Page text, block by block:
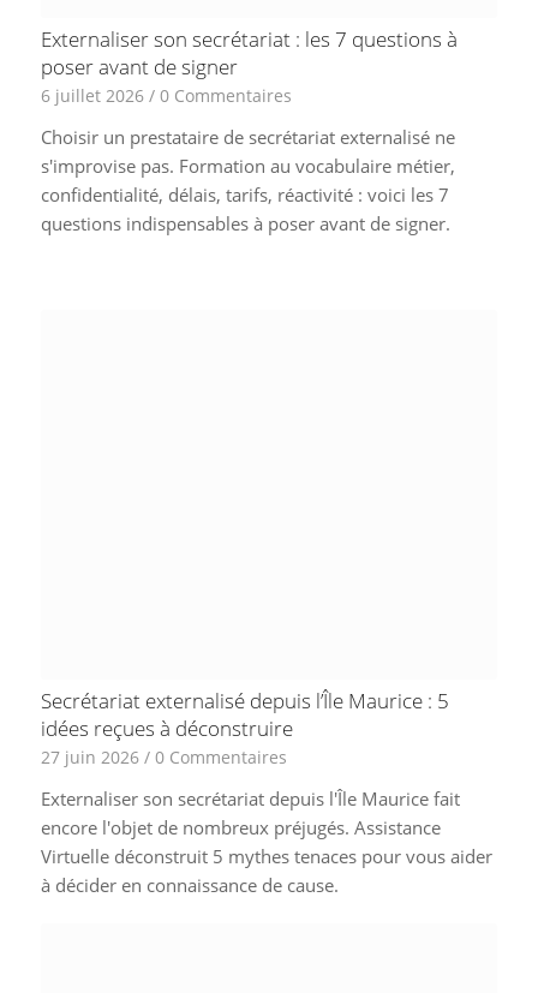
Externaliser son secrétariat : les 7 questions à
poser avant de signer
6 juillet 2026 / 0 Commentaires
Choisir un prestataire de secrétariat externalisé ne
s'improvise pas. Formation au vocabulaire métier,
confidentialité, délais, tarifs, réactivité : voici les 7
questions indispensables à poser avant de signer.
Secrétariat externalisé depuis l’Île Maurice : 5
idées reçues à déconstruire
27 juin 2026 / 0 Commentaires
Externaliser son secrétariat depuis l'Île Maurice fait
encore l'objet de nombreux préjugés. Assistance
Virtuelle déconstruit 5 mythes tenaces pour vous aider
à décider en connaissance de cause.